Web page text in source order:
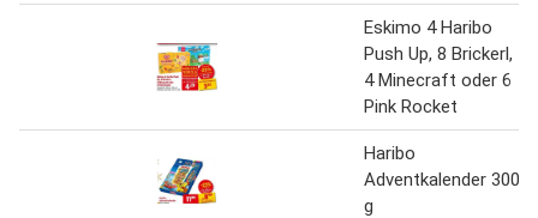
Eskimo 4 Haribo
Push Up, 8 Brickerl,
4 Minecraft oder 6
Pink Rocket
Haribo
Adventkalender 300
g